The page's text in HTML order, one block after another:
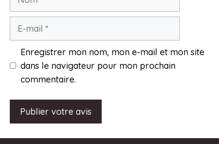
Enregistrer mon nom, mon e-mail et mon site
dans le navigateur pour mon prochain
commentaire.